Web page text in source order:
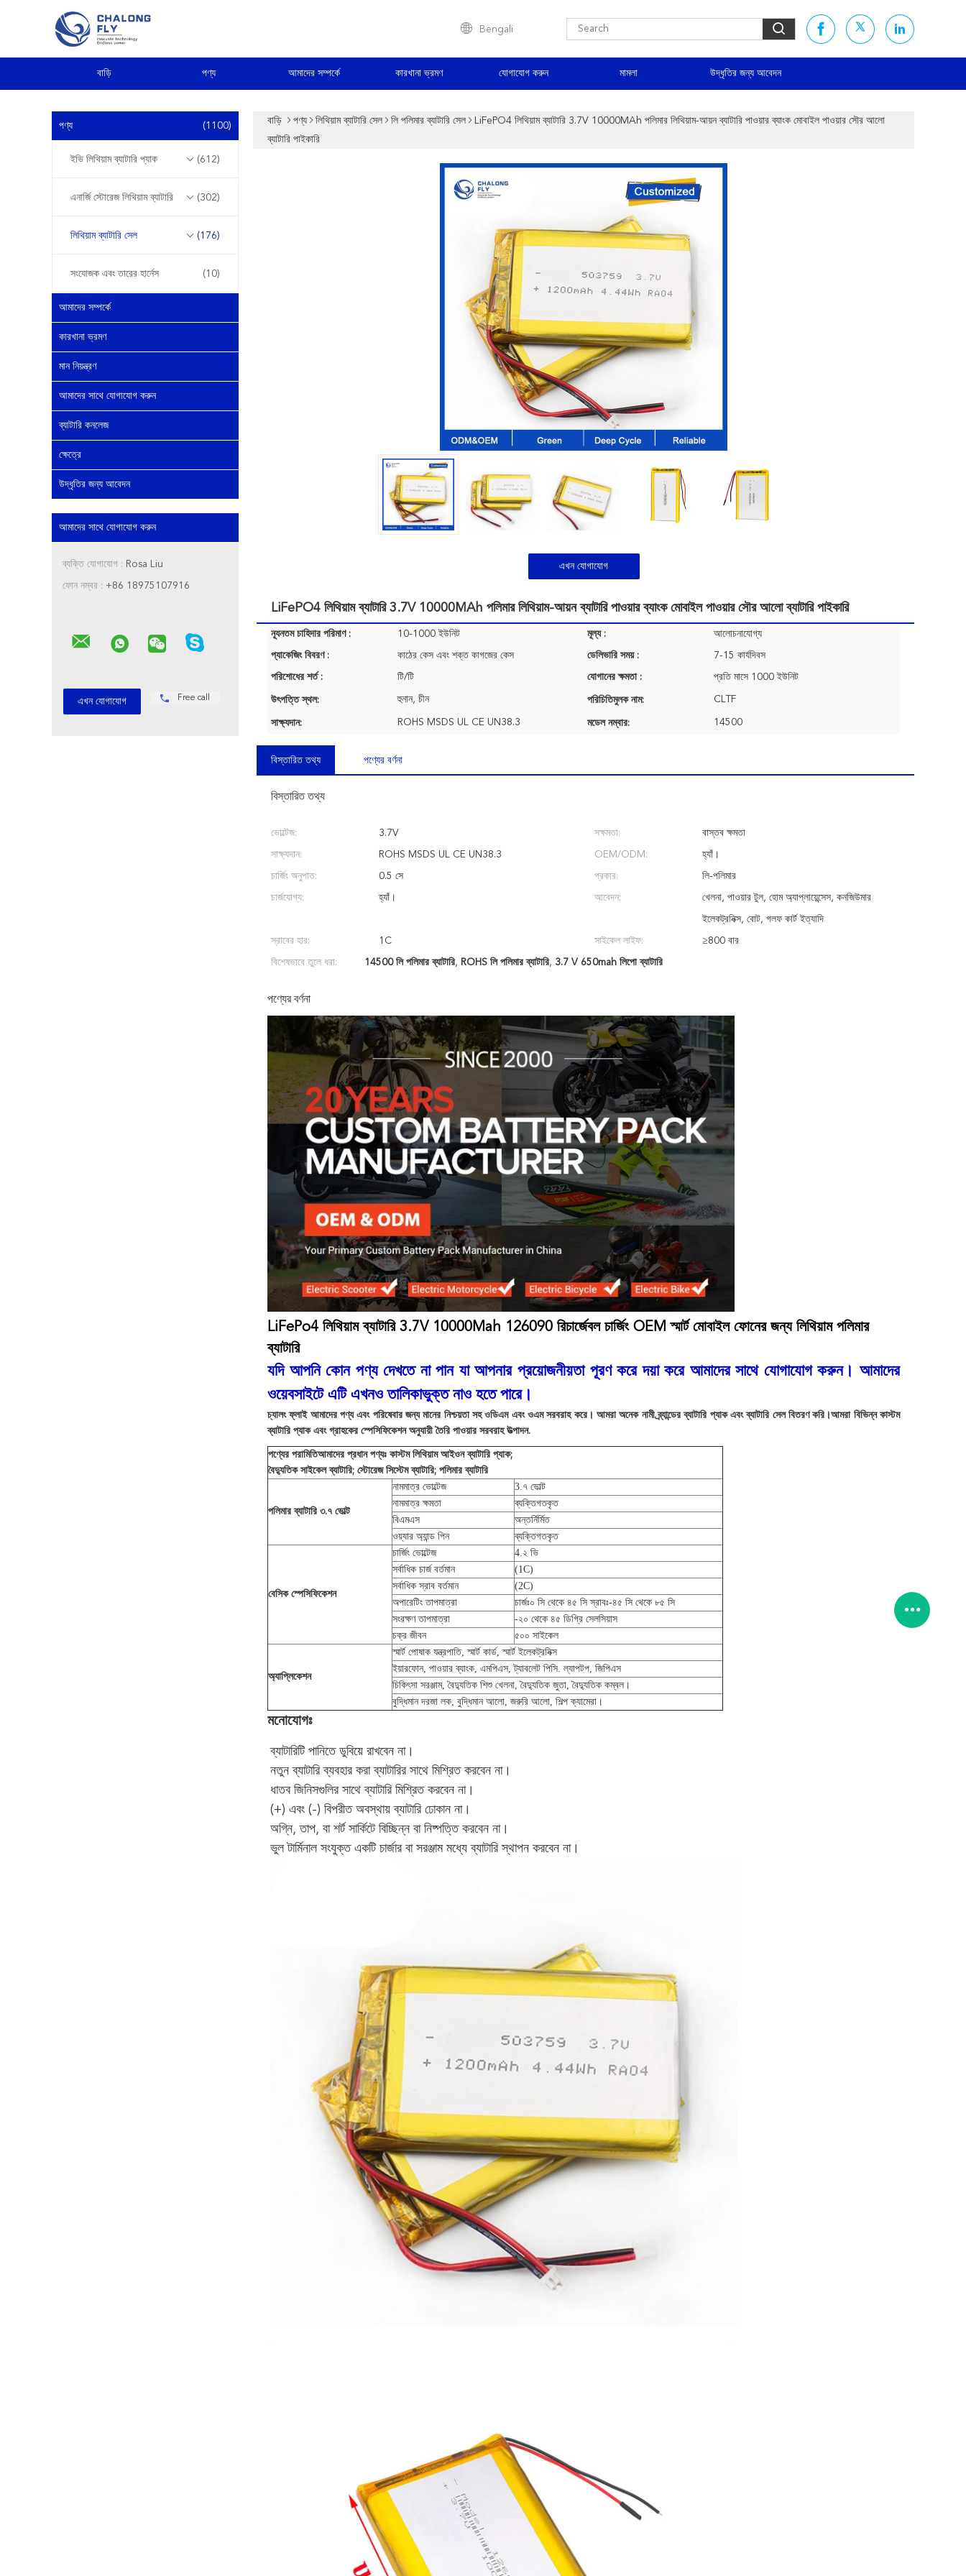
Bengali
বাড়ি পণ্য আমাদের সম্পর্কে কারখানা ভ্রমণ যোগাযোগ করুন মামলা উদ্ধৃতির জন্য আবেদন
পণ্য (1100)
ইভি লিথিয়াম ব্যাটারি প্যাক (612)
এনার্জি স্টোরেজ লিথিয়াম ব্যাটারি (302)
লিথিয়াম ব্যাটারি সেল (176)
সংযোজক এবং তারের হার্নেস (10)
আমাদের সম্পর্কে
কারখানা ভ্রমণ
মান নিয়ন্ত্রণ
আমাদের সাথে যোগাযোগ করুন
ব্যাটারি কনলেজ
ক্ষেত্রে
উদ্ধৃতির জন্য আবেদন
আমাদের সাথে যোগাযোগ করুন
ব্যক্তি যোগাযোগ : Rosa Liu
ফোন নম্বর : +86 18975107916
Free call
বাড়ি পণ্য লিথিয়াম ব্যাটারি সেল লি পলিমার ব্যাটারি সেল
LiFePO4 লিথিয়াম ব্যাটারি 3.7V 10000MAh পলিমার লিথিয়াম-আয়ন ব্যাটারি পাওয়ার ব্যাংক মোবাইল পাওয়ার সৌর আলো
ব্যাটারি পাইকারি
এখন যোগাযোগ
LiFePO4 লিথিয়াম ব্যাটারি 3.7V 10000MAh পলিমার লিথিয়াম-আয়ন ব্যাটারি পাওয়ার ব্যাংক মোবাইল পাওয়ার সৌর আলো ব্যাটারি পাইকারি
ন্যূনতম চাহিদার পরিমাণ : 10-1000 ইউনিট মূল্য : আলোচনাযোগ্য
প্যাকেজিং বিবরণ : কাঠের কেস এবং শক্ত কাগজের কেস ডেলিভারি সময় : 7-15 কার্যদিবস
পরিশোধের শর্ত : টি/টি যোগানের ক্ষমতা : প্রতি মাসে 1000 ইউনিট
উৎপত্তি স্থল: হুনান, চীন পরিচিতিমুলক নাম: CLTF
সাক্ষ্যদান: ROHS MSDS UL CE UN38.3 মডেল নম্বার: 14500
বিস্তারিত তথ্য পণ্যের বর্ণনা
বিস্তারিত তথ্য
ভোল্টেজ: 3.7V সক্ষমতা: বাস্তব ক্ষমতা
সাক্ষ্যদান: ROHS MSDS UL CE UN38.3 OEM/ODM: হ্যাঁ।
চার্জিং অনুপাত: 0.5 সে প্রকার: লি-পলিমার
চার্জযোগ্য: হ্যাঁ। আবেদন: খেলনা, পাওয়ার টুল, হোম অ্যাপ্লায়েন্সেস, কনজিউমার
ইলেকট্রনিক্স, বোট, গলফ কার্ট ইত্যাদি
স্রাবের হার: 1C সাইকেল লাইফ: ≥800 বার
বিশেষভাবে তুলে ধরা: 14500 লি পলিমার ব্যাটারি, ROHS লি পলিমার ব্যাটারি, 3.7 V 650mah লিপো ব্যাটারি
পণ্যের বর্ণনা
LiFePo4 লিথিয়াম ব্যাটারি 3.7V 10000Mah 126090 রিচার্জেবল চার্জিং OEM স্মার্ট মোবাইল ফোনের জন্য লিথিয়াম পলিমার
ব্যাটারি
যদি আপনি কোন পণ্য দেখতে না পান যা আপনার প্রয়োজনীয়তা পূরণ করে দয়া করে আমাদের সাথে যোগাযোগ করুন। আমাদের
ওয়েবসাইটে এটি এখনও তালিকাভুক্ত নাও হতে পারে।
চ্যালং ফ্লাই আমাদের পণ্য এবং পরিষেবার জন্য মানের নিশ্চয়তা সহ ওডিএম এবং ওএম সরবরাহ করে। আমরা অনেক নামী ব্র্যান্ডের ব্যাটারি প্যাক এবং ব্যাটারি সেল বিতরণ করি।আমরা বিভিন্ন কাস্টম
ব্যাটারি প্যাক এবং গ্রাহকের স্পেসিফিকেশন অনুযায়ী তৈরি পাওয়ার সরবরাহ উত্পাদন.
পণ্যের পরামিতিআমাদের প্রধান পণ্যঃ কাস্টম লিথিয়াম আইওন ব্যাটারি প্যাক;
বৈদ্যুতিক সাইকেল ব্যাটারি; স্টোরেজ সিস্টেম ব্যাটারি; পলিমার ব্যাটারি
পলিমার ব্যাটারি ৩.৭ ভোল্ট
নামমাত্র ভোল্টেজ
3.৭ ভোল্ট
নামমাত্র ক্ষমতা
ব্যক্তিগতকৃত
বিএমএস
অন্তর্নির্মিত
ওয়্যার অ্যান্ড পিন
ব্যক্তিগতকৃত
বেসিক স্পেসিফিকেশন
চার্জিং ভোল্টেজ
4.২ ভি
সর্বাধিক চার্জ বর্তমান
(1C)
সর্বাধিক স্রাব বর্তমান
(2C)
অপারেটিং তাপমাত্রা
চার্জঃ০ সি থেকে ৪৫ সি স্রাবঃ-৪৫ সি থেকে ৮৫ সি
সংরক্ষণ তাপমাত্রা
-২০ থেকে ৪৫ ডিগ্রি সেলসিয়াস
চক্র জীবন
৫০০ সাইকেল
অ্যাপ্লিকেশন
স্মার্ট পোষাক যন্ত্রপাতি, স্মার্ট কার্ড, স্মার্ট ইলেকট্রনিক্স
ইয়ারফোন, পাওয়ার ব্যাংক, এমপিএস, ট্যাবলেট পিসি. ল্যাপটপ, জিপিএস
চিকিৎসা সরঞ্জাম, বৈদ্যুতিক শিশু খেলনা, বৈদ্যুতিক জুতা, বৈদ্যুতিক কম্বল।
বুদ্ধিমান দরজা লক, বুদ্ধিমান আলো, জরুরি আলো, শিল্প ক্যামেরা।
মনোযোগঃ
ব্যাটারিটি পানিতে ডুবিয়ে রাখবেন না।
নতুন ব্যাটারি ব্যবহার করা ব্যাটারির সাথে মিশ্রিত করবেন না।
ধাতব জিনিসগুলির সাথে ব্যাটারি মিশ্রিত করবেন না।
(+) এবং (-) বিপরীত অবস্থায় ব্যাটারি ঢোকান না।
অগ্নি, তাপ, বা শর্ট সার্কিটে বিচ্ছিন্ন বা নিষ্পত্তি করবেন না।
ভুল টার্মিনাল সংযুক্ত একটি চার্জার বা সরঞ্জাম মধ্যে ব্যাটারি স্থাপন করবেন না।